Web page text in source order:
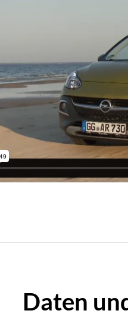
Daten